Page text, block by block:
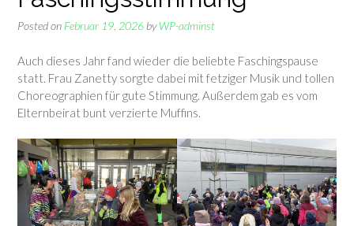
Posted on Februar 19, 2026 byWP-adminst
Auch dieses Jahr fand wieder die beliebte Faschingspause
statt. Frau Zanetty sorgte dabei mit fetziger Musik und tollen
Choreographien für gute Stimmung. Außerdem gab es vom
Elternbeirat bunt verzierte Muffins.